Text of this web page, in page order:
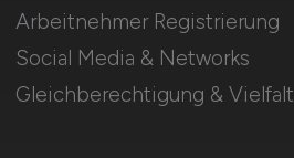
Arbeitnehmer Registrierung
Social Media & Networks
Gleichberechtigung & Vielfalt